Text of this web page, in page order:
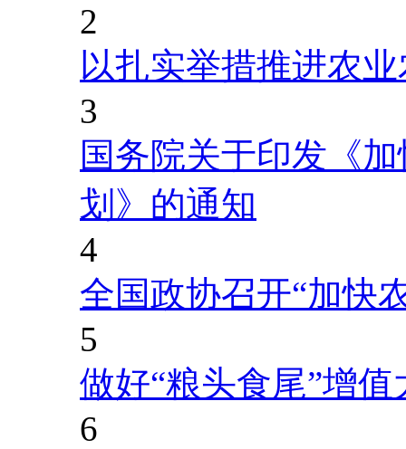
2
以扎实举措推进农
3
国务院关于印发《
划》的通知
4
全国政协召开“加快
5
做好“粮头食尾”增值
6